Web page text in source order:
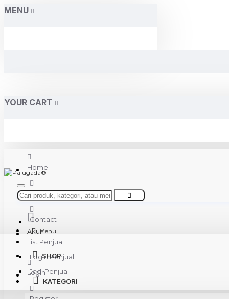
MENU
YOUR CART
Home
About Us
Contact
List Penjual
Login Penjual
Jadi Penjual
AkunMenu
SHOP
KATEGORI
Login